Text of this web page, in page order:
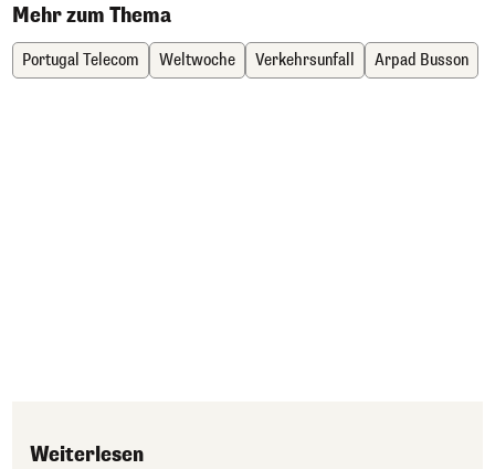
Mehr zum Thema
Portugal Telecom Weltwoche Verkehrsunfall Arpad Busson
Weiterlesen